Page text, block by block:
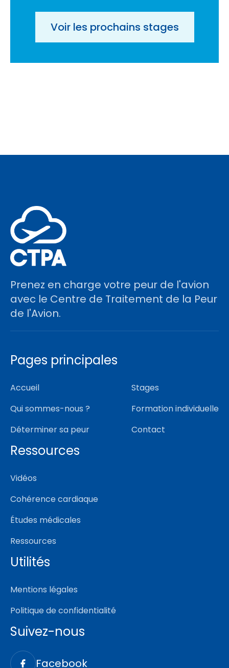
Voir les prochains stages
Prenez en charge votre peur de l'avion
avec le Centre de Traitement de la Peur
de l'Avion.
Pages principales
Accueil
Qui sommes-nous ?
Déterminer sa peur
Stages
Formation individuelle
Contact
Ressources
Vidéos
Cohérence cardiaque
Études médicales
Ressources
Utilités
Mentions légales
Politique de confidentialité
Suivez-nous
Facebook